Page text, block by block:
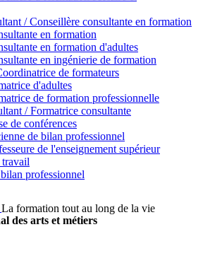
/ Conseillère consultante en formation
en formation
en formation d'adultes
en ingénierie de formation
de formateurs
d'adultes
de formation professionnelle
/ Formatrice consultante
de conférences
de bilan professionnel
de l'enseignement supérieur
professionnel
La formation tout au long de la vie
des arts et métiers